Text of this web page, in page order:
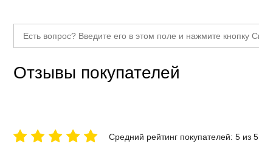
Отзывы покупателей
Средний рейтинг покупателей: 5 из 5